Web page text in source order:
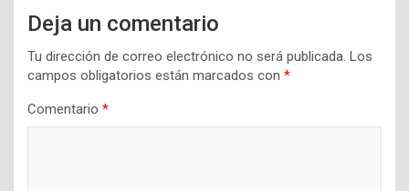
Deja un comentario
Tu dirección de correo electrónico no será publicada. Los
campos obligatorios están marcados con *
Comentario *